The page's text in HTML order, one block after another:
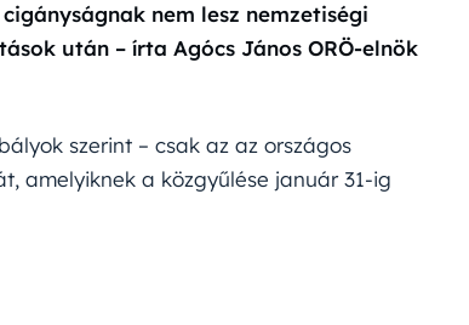
nem lesz nemzetiségi
után – írta Agócs János ORÖ-elnök
szerint – csak az az országos
amelyiknek a közgyűlése január 31-ig